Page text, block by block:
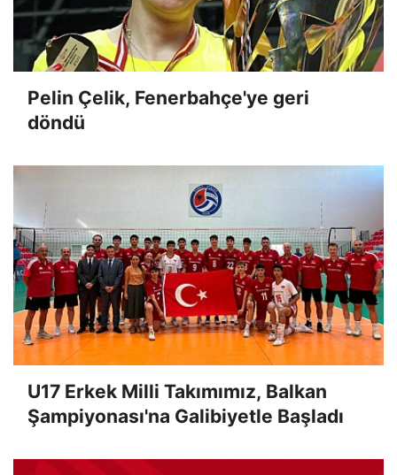
Pelin Çelik, Fenerbahçe'ye geri
döndü
U17 Erkek Milli Takımımız, Balkan
Şampiyonası'na Galibiyetle Başladı